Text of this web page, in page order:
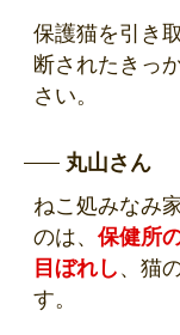
保護猫を引き
断されたきっ
さい。
丸山さん
ねこ処みなみ
のは、 保健所
目ぼれし 、猫
す。